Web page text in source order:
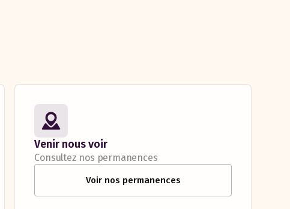
Venir nous voir
Consultez nos permanences
Voir nos permanences